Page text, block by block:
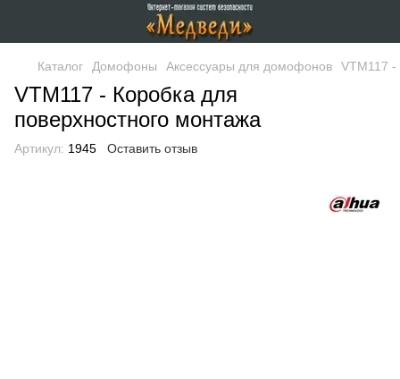
Каталог Домофоны Аксессуары для домофонов VTM117 -
VTM117 - Коробка для
поверхностного монтажа
Артикул: 1945 Оставить отзыв